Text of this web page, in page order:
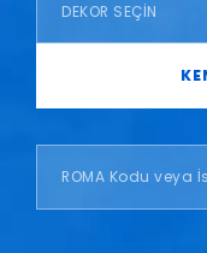
DEKOR SEÇİN